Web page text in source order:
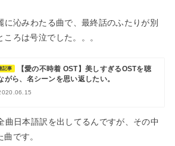
に沁みわたる曲で、最終話のふたりが別
ろは号泣でした。。。
記事
【愛の不時着 OST】美しすぎるOSTを聴
がら、名シーンを思い返したい。
曲日本語訳を出してるんですが、その中
です。